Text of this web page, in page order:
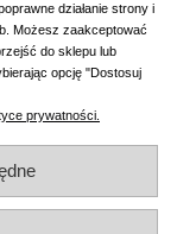
szt. białe PP
działanie strony i
Możesz zaakceptować
do sklepu lub
opcję "Dostosuj
prywatności.